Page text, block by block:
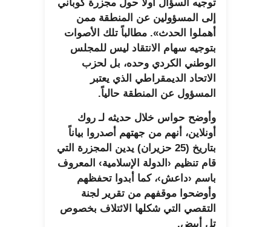
توجيه السؤال أولاً حول مجزرة كوباني
إلى المسؤولين عن المنطقة ممن
أهملوا الحدث». مطالباً تلك الأصوات
بتوجيه سهام الانتقاد ليس للمجلس
الوطني الكردي وحده، بل لحزب
الاتحاد الديمقراطي الذي يعتبر
المسؤول عن المنطقة حالياً.
وأوضح حواس خلال حديثه لـ روك
أونلاين، أنهم من جهتهم أصدروا بياناً
بتاريخ (25 حزيران) يدين المجزرة التي
قام تنظيم ‹الدولة الإسلامية› المعروف
باسم ‹داعش›، كما أبدوا تحفظهم
وأوضحوا موقفهم من تقرير لجنة
التقصي التي شكلها الائتلاف بخصوص
تل أبيض.